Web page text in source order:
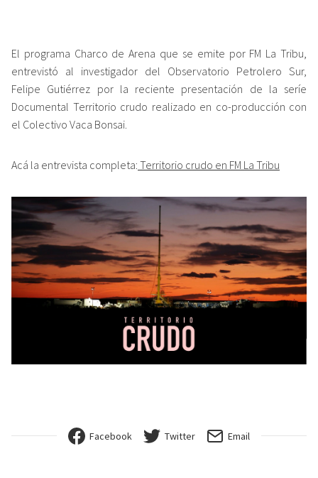
El programa Charco de Arena que se emite por FM La Tribu,
entrevistó al investigador del Observatorio Petrolero Sur,
Felipe Gutiérrez por la reciente presentación de la seríe
Documental Territorio crudo realizado en co-producción con
el Colectivo Vaca Bonsai.
Acá la entrevista completa: Territorio crudo en FM La Tribu
Facebook Twitter Email